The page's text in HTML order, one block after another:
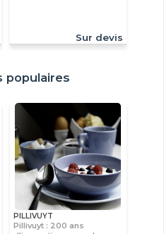
Sur devis
populaires
PILLIVUYT
Pillivuyt : 200 ans